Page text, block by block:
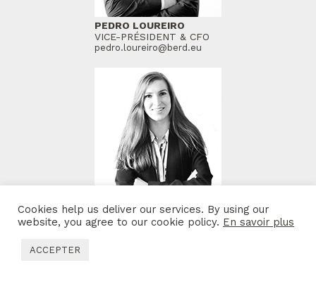
PEDRO LOUREIRO
VICE-PRÉSIDENT & CFO
pedro.loureiro@berd.eu
CATIA MOTA
CONTRÔLEUR FINANCIER
catia.mota@berd.eu
Cookies help us deliver our services. By using our
website, you agree to our cookie policy. En savoir plus
ACCEPTER